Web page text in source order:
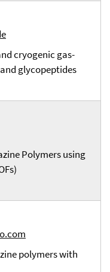
cryogenic gas-
glycopeptides
Polymers using
polymers with